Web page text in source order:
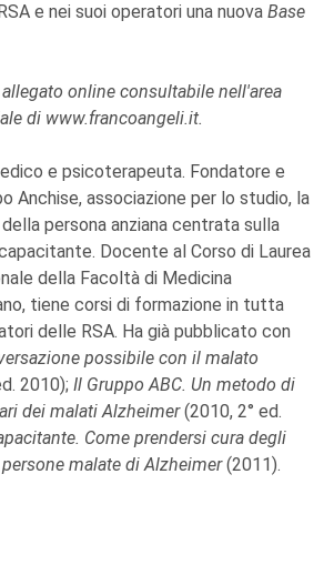
e nei suoi operatori una nuova Base
online consultabile nell'area
di www.francoangeli.it.
e psicoterapeuta. Fondatore e
Anchise, associazione per lo studio, la
persona anziana centrata sulla
Docente al Corso di Laurea
della Facoltà di Medicina
tiene corsi di formazione in tutta
delle RSA. Ha già pubblicato con
possibile con il malato
2010); Il Gruppo ABC. Un metodo di
dei malati Alzheimer(2010, 2° ed.
Come prendersi cura degli
malate di Alzheimer(2011).